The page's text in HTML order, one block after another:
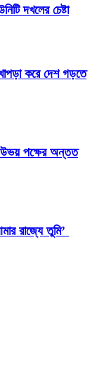
দখলের চেষ্টা
করে দেশ গড়তে
উভয় পক্ষের অন্তত
রাজ্যে তুমি’